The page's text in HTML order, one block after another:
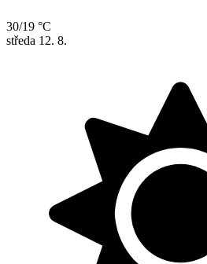
30/19 °C
středa 12. 8.